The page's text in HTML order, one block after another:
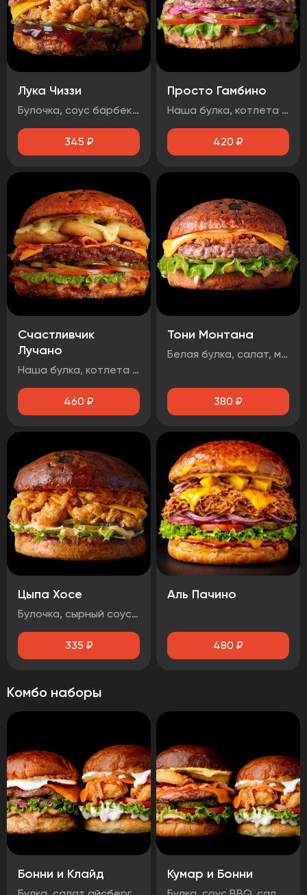
Лука Чиззи
Булочка, соус барбекю , огурец маринованный, луковые кольца, бекон, сыр чеддер, фирменная курочка в панировке
345 ₽
Просто Гамбино
Наша булка, котлета говяжья, помидор, лист салата, огурец маринованный, лук маринованный, соус барбекю, соус медово-горчичный.
420 ₽
Счастливчик
Лучано
Наша булка, котлета говяжья, бекон, сыр чеддер, помидор, огурец маринованный, лист салата, луковые кольца, соус барбекю.
460 ₽
Тони Монтана
Белая булка, салат, маринованные огурцы, говядина, чеддер, фритюрный лук, два фирменных соуса
380 ₽
Цыпа Хосе
Булочка, сырный соус, маринованный огурец, айсберг, сыр чеддер, стрипсы
335 ₽
Аль Пачино
480 ₽
Комбо наборы
Бонни и Клайд Кумар и Бонни